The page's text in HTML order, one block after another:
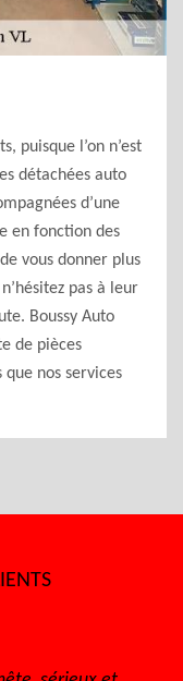
puisque l’on n’est
détachées auto
d’une
en fonction des
vous donner plus
pas à leur
Boussy Auto
de pièces
nos services